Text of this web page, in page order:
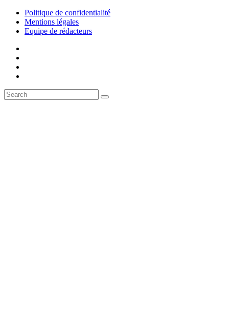
Politique de confidentialité
Mentions légales
Equipe de rédacteurs